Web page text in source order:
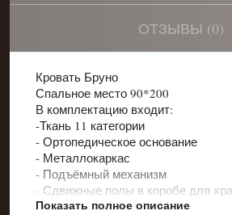
ОТЗЫВЫ (0)
Кровать Бруно
Спальное место 90*200
В комплектацию входит:
-Ткань 11 категории
- Ортопедическое основание
- Металлокаркас
- Подъёмный механизм
- Сдвижные полы в коробе для
- Чехол для матраса
Показать полное описание